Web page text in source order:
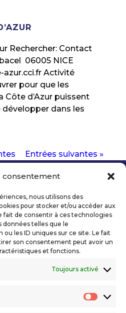
consentement
nous utilisons des
pour stocker et/ou accéder aux
fait de consentir à ces technologies
données telles que le
les ID uniques sur ce site. Le fait
son consentement peut avoir un
et fonctions.
Toujours activé
Rechercher: Contact
06005 NICE
azur.cci.fr Activité
pour que les
Côte d’Azur puissent
développer dans les
Entrées suivantes »
numérique